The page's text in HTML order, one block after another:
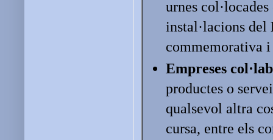
urnes
instal·lacions del
commemorativa
Empreses
productes o
qualsevol altra
cursa, entre els